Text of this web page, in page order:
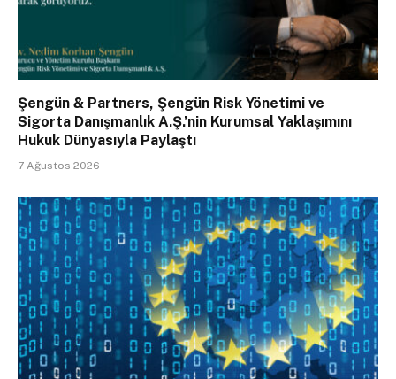
Şengün & Partners, Şengün Risk Yönetimi ve
Sigorta Danışmanlık A.Ş.’nin Kurumsal Yaklaşımını
Hukuk Dünyasıyla Paylaştı
7 Ağustos 2026